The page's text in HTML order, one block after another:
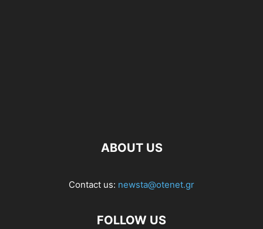
ABOUT US
Contact us: newsta@otenet.gr
FOLLOW US